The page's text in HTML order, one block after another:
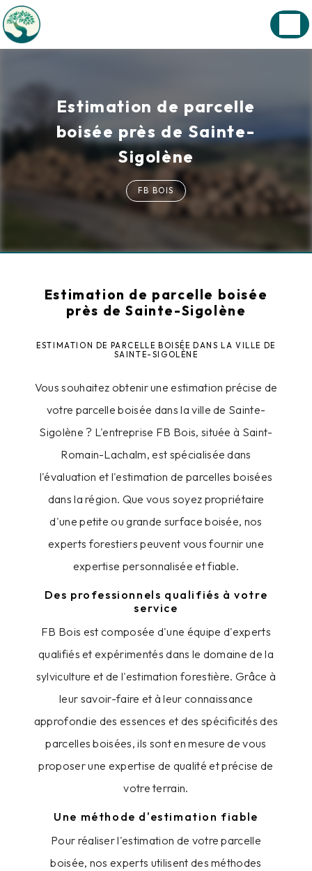
Estimation de parcelle
boisée près de Sainte-
Sigolène
FB BOIS
Estimation de parcelle boisée
près de Sainte-Sigolène
ESTIMATION DE PARCELLE BOISÉE DANS LA VILLE DE
SAINTE-SIGOLÈNE
Vous souhaitez obtenir une estimation précise de
votre parcelle boisée dans la ville de Sainte-
Sigolène ? L'entreprise FB Bois, située à Saint-
Romain-Lachalm, est spécialisée dans
l'évaluation et l'estimation de parcelles boisées
dans la région. Que vous soyez propriétaire
d'une petite ou grande surface boisée, nos
experts forestiers peuvent vous fournir une
expertise personnalisée et fiable.
Des professionnels qualifiés à votre
service
FB Bois est composée d'une équipe d'experts
qualifiés et expérimentés dans le domaine de la
sylviculture et de l'estimation forestière. Grâce à
leur savoir-faire et à leur connaissance
approfondie des essences et des spécificités des
parcelles boisées, ils sont en mesure de vous
proposer une expertise de qualité et précise de
votre terrain.
Une méthode d'estimation fiable
Pour réaliser l'estimation de votre parcelle
boisée, nos experts utilisent des méthodes
Panneau de gestion des cookies